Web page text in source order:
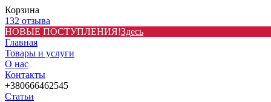
Корзина
132 отзыва
НОВЫЕ ПОСТУПЛЕНИЯ!Здесь
Главная
Товары и услуги
О нас
Контакты
+380666462545
Статьи